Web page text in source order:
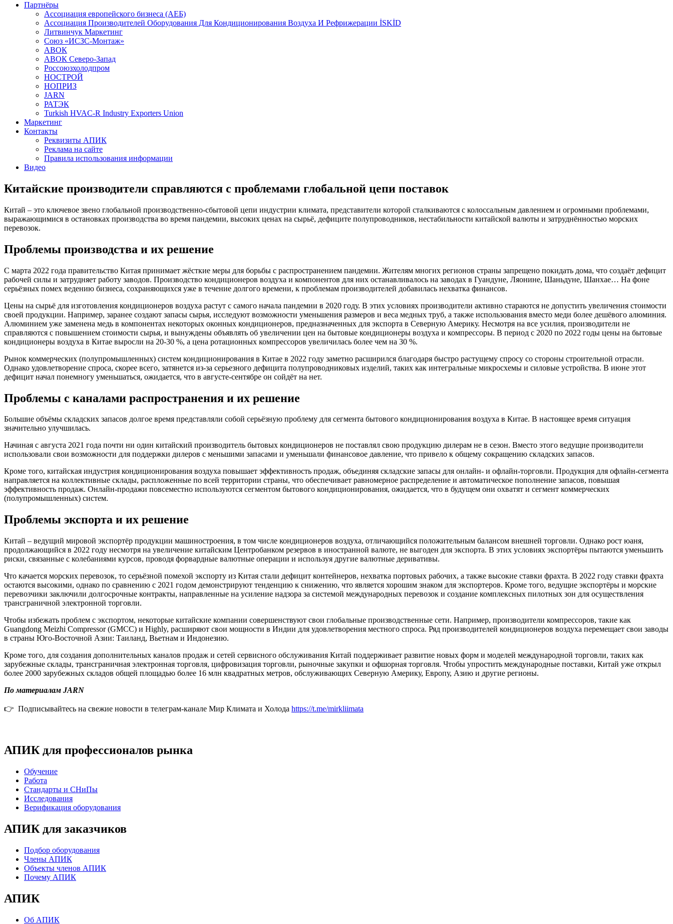
Партнёры
Ассоциация европейского бизнеса (АЕБ)
Aссоциация Производителей Оборудования Для Кондиционирования Воздуха И Рефрижерации İSKİD
Литвинчук Маркетинг
Союз «ИСЗС-Монтаж»
АВОК
АВОК Северо-Запад
Россоюзхолодпром
НОСТРОЙ
НОПРИЗ
JARN
РАТЭК
Turkish HVAC-R Industry Exporters Union
Маркетинг
Контакты
Реквизиты АПИК
Реклама на сайте
Правила использования информации
Видео
Китайские производители справляются с проблемами глобальной цепи поставок
Китай – это ключевое звено глобальной производственно-сбытовой цепи индустрии климата, представители которой сталкиваются с колоссальным давлением и огромными проблемами,
выражающимися в остановках производства во время пандемии, высоких ценах на сырьё, дефиците полупроводников, нестабильности китайской валюты и затруднённостью морских
перевозок.
Проблемы производства и их решение
С марта 2022 года правительство Китая принимает жёсткие меры для борьбы с распространением пандемии. Жителям многих регионов страны запрещено покидать дома, что создаёт дефицит
рабочей силы и затрудняет работу заводов. Производство кондиционеров воздуха и компонентов для них останавливалось на заводах в Гуандуне, Ляонине, Шаньдуне, Шанхае… На фоне
серьёзных помех ведению бизнеса, сохраняющихся уже в течение долгого времени, к проблемам производителей добавилась нехватка финансов.
Цены на сырьё для изготовления кондиционеров воздуха растут с самого начала пандемии в 2020 году. В этих условиях производители активно стараются не допустить увеличения стоимости
своей продукции. Например, заранее создают запасы сырья, исследуют возможности уменьшения размеров и веса медных труб, а также использования вместо меди более дешёвого алюминия.
Алюминием уже заменена медь в компонентах некоторых оконных кондиционеров, предназначенных для экспорта в Северную Америку. Несмотря на все усилия, производители не
справляются с повышением стоимости сырья, и вынуждены объявлять об увеличении цен на бытовые кондиционеры воздуха и компрессоры. В период с 2020 по 2022 годы цены на бытовые
кондиционеры воздуха в Китае выросли на 20-30 %, а цена ротационных компрессоров увеличилась более чем на 30 %.
Рынок коммерческих (полупромышленных) систем кондиционирования в Китае в 2022 году заметно расширился благодаря быстро растущему спросу со стороны строительной отрасли.
Однако удовлетворение спроса, скорее всего, затянется из-за серьезного дефицита полупроводниковых изделий, таких как интегральные микросхемы и силовые устройства. В июне этот
дефицит начал понемногу уменьшаться, ожидается, что в августе-сентябре он сойдёт на нет.
Проблемы с каналами распространения и их решение
Большие объёмы складских запасов долгое время представляли собой серьёзную проблему для сегмента бытового кондиционирования воздуха в Китае. В настоящее время ситуация
значительно улучшилась.
Начиная с августа 2021 года почти ни один китайский производитель бытовых кондиционеров не поставлял свою продукцию дилерам не в сезон. Вместо этого ведущие производители
использовали свои возможности для поддержки дилеров с меньшими запасами и уменьшали финансовое давление, что привело к общему сокращению складских запасов.
Кроме того, китайская индустрия кондиционирования воздуха повышает эффективность продаж, объединяя складские запасы для онлайн- и офлайн-торговли. Продукция для офлайн-сегмента
направляется на коллективные склады, распложенные по всей территории страны, что обеспечивает равномерное распределение и автоматическое пополнение запасов, повышая
эффективность продаж. Онлайн-продажи повсеместно используются сегментом бытового кондиционирования, ожидается, что в будущем они охватят и сегмент коммерческих
(полупромышленных) систем.
Проблемы экспорта и их решение
Китай – ведущий мировой экспортёр продукции машиностроения, в том числе кондиционеров воздуха, отличающийся положительным балансом внешней торговли. Однако рост юаня,
продолжающийся в 2022 году несмотря на увеличение китайским Центробанком резервов в иностранной валюте, не выгоден для экспорта. В этих условиях экспортёры пытаются уменьшить
риски, связанные с колебаниями курсов, проводя форвардные валютные операции и используя другие валютные деривативы.
Что качается морских перевозок, то серьёзной помехой экспорту из Китая стали дефицит контейнеров, нехватка портовых рабочих, а также высокие ставки фрахта. В 2022 году ставки фрахта
остаются высокими, однако по сравнению с 2021 годом демонстрируют тенденцию к снижению, что является хорошим знаком для экспортеров. Кроме того, ведущие экспортёры и морские
перевозчики заключили долгосрочные контракты, направленные на усиление надзора за системой международных перевозок и создание комплексных пилотных зон для осуществления
трансграничной электронной торговли.
Чтобы избежать проблем с экспортом, некоторые китайские компании совершенствуют свои глобальные производственные сети. Например, производители компрессоров, такие как
Guangdong Meizhi Compressor (GMCC) и Highly, расширяют свои мощности в Индии для удовлетворения местного спроса. Ряд производителей кондиционеров воздуха перемещает свои заводы
в страны Юго-Восточной Азии: Таиланд, Вьетнам и Индонезию.
Кроме того, для создания дополнительных каналов продаж и сетей сервисного обслуживания Китай поддерживает развитие новых форм и моделей международной торговли, таких как
зарубежные склады, трансграничная электронная торговля, цифровизация торговли, рыночные закупки и офшорная торговля. Чтобы упростить международные поставки, Китай уже открыл
более 2000 зарубежных складов общей площадью более 16 млн квадратных метров, обслуживающих Северную Америку, Европу, Азию и другие регионы.
По материалам JARN
👉 Подписывайтесь на свежие новости в телеграм-канале Мир Климата и Холода https://t.me/mirkliimata
АПИК для профессионалов рынка
Обучение
Работа
Стандарты и СНиПы
Исследования
Верификация оборудования
АПИК для заказчиков
Подбор оборудования
Члены АПИК
Объекты членов АПИК
Почему АПИК
АПИК
Об АПИК